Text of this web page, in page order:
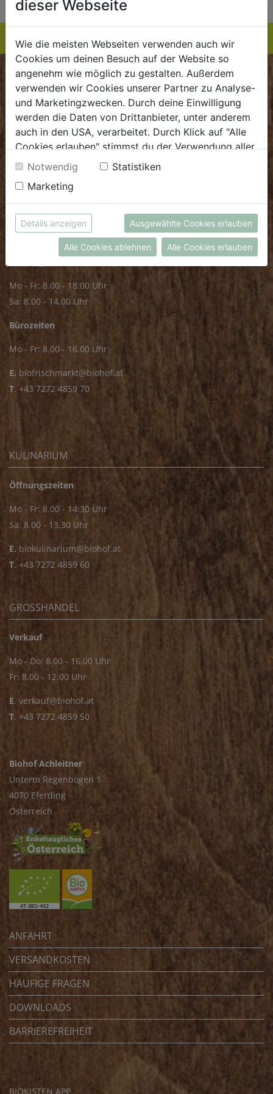
BIOKISTE
Kundenservice
Mo - Do: 8.00 - 16.00 Uhr
Fr: 8.00 - 15.00 Uhr
.dieBiokiste@biohof.at
.+43 7272 2597
FRISCHMARKT
Mo - Fr: 8.00 - 18.00 Uhr
Sa: 8.00 - 14.00 Uhr
Bürozeiten
Mo - Fr: 8.00 - 16.00 Uhr
E. biofrischmarkt@biohof.at
T. +43 7272 4859 70
KULINARIUM
Öffnungszeiten
Mo - Fr: 8.00 - 14.30 Uhr
Sa: 8.00 - 13.30 Uhr
E. biokulinarium@biohof.at
T. +43 7272 4859 60
GROSSHANDEL
Verkauf
Mo - Do: 8.00 - 16.00 Uhr
Fr: 8.00 - 12.00 Uhr
E. verkauf@biohof.at
T. +43 7272 4859 50
Biohof Achleitner
Unterm Regenbogen 1
4070 Eferding
Österreich
ANFAHRT
VERSANDKOSTEN
HÄUFIGE FRAGEN
DOWNLOADS
BARRIEREFREIHEIT
BIOKISTEN APP
dieser Webseite
Wie die meisten Webseiten verwenden auch wir
Cookies um deinen Besuch auf der Website so
angenehm wie möglich zu gestalten. Außerdem
verwenden wir Cookies unserer Partner zu Analyse-
und Marketingzwecken. Durch deine Einwilligung
werden die Daten von Drittanbieter, unter anderem
auch in den USA, verarbeitet. Durch Klick auf "Alle
Cookies erlauben" stimmst du der Verwendung aller
Cookies zu. Unter "Details anzeigen" findest du alle
Infos zu den unterschiedlichen Cookies, du kannst
auch entscheiden, welche Cookies du erlauben
möchtest.
Weitere Informationen findest du in unserer
Datenschutzerklärung
bzw. imImpressum
Notwendig
Statistiken
Marketing
Details anzeigen Ausgewählte Cookies erlauben
Alle Cookies ablehnen Alle Cookies erlauben